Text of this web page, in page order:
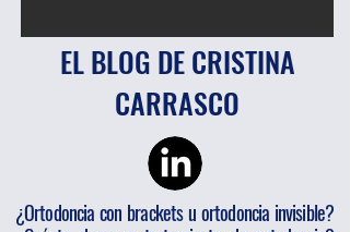
EL BLOG DE CRISTINA
CARRASCO
¿Ortodoncia con brackets u ortodoncia invisible?